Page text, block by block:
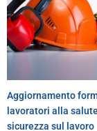
Aggiornamento
lavoratori alla
sicurezza sul lavoro